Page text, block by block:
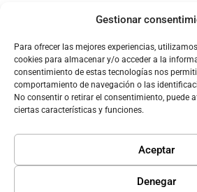
Gestionar
Para ofrecer las mejores experiencias,
cookies para almacenar y/o acceder a la
consentimiento de estas tecnologías nos
comportamiento de navegación o las
No consentir o retirar el consentimiento, puede
ciertas características y funciones.
Aceptar
Denegar